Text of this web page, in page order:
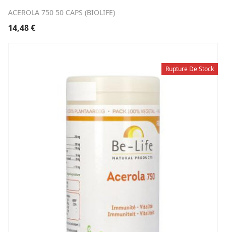
ACEROLA 750 50 CAPS (BIOLIFE)
14,48€
Rupture De Stock